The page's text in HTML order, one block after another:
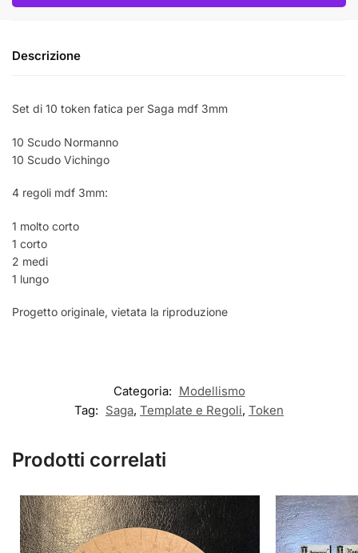
Descrizione
Set di 10 token fatica per Saga mdf 3mm
10 Scudo Normanno
10 Scudo Vichingo
4 regoli mdf 3mm:
1 molto corto
1 corto
2 medi
1 lungo
Progetto originale, vietata la riproduzione
Categoria: Modellismo
Tag: Saga, Template e Regoli, Token
Prodotti correlati